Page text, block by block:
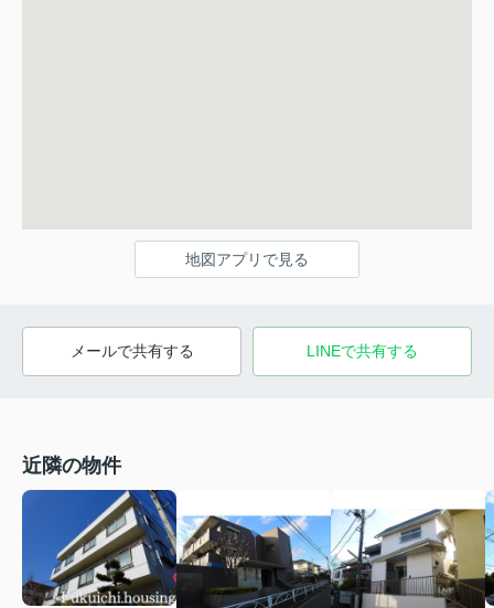
地図アプリで見る
メールで共有する LINEで共有する
近隣の物件